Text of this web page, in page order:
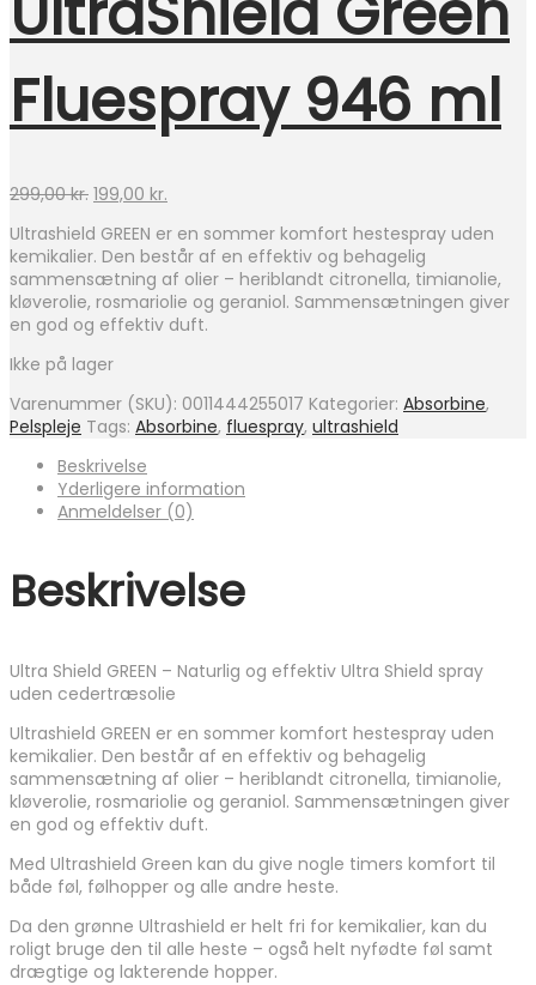
Fluespray 946 ml
299,00kr. Den
pris
var:
299,00 kr..
199,00 kr.
pris
er:
199,00 kr..
Ultrashield GREEN er en sommer komfort hestespray uden
kemikalier. Den består af en effektiv og behagelig
sammensætning af olier – heriblandt citronella, timianolie,
kløverolie, rosmariolie og geraniol. Sammensætningen giver
en god og effektiv duft.
Ikke på lager
Varenummer (SKU): 0011444255017 Kategorier: Absorbine,
Pelspleje Tags: Absorbine, fluespray, ultrashield
Beskrivelse
Yderligere information
Anmeldelser (0)
Beskrivelse
Ultra Shield GREEN – Naturlig og effektiv Ultra Shield spray
uden cedertræsolie
Ultrashield GREEN er en sommer komfort hestespray uden
kemikalier. Den består af en effektiv og behagelig
sammensætning af olier – heriblandt citronella, timianolie,
kløverolie, rosmariolie og geraniol. Sammensætningen giver
en god og effektiv duft.
Med Ultrashield Green kan du give nogle timers komfort til
både føl, følhopper og alle andre heste.
Da den grønne Ultrashield er helt fri for kemikalier, kan du
roligt bruge den til alle heste – også helt nyfødte føl samt
drægtige og lakterende hopper.